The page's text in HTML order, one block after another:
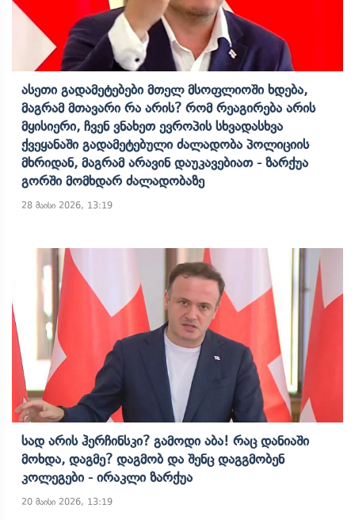
Ასეთი Გადამეტებები Მთელ Მსოფლიოში Ხდება,
Მაგრამ Მთავარი Რა Არის? Რომ Რეაგირება Არის
Მყისიერი, Ჩვენ Ვნახეთ Ევროპის Სხვადასხვა
Ქვეყანაში Გადამეტებული Ძალადობა Პოლიციის
Მხრიდან, Მაგრამ Არავინ Დაუკავებიათ - Ზარქუა
Გორში Მომხდარ Ძალადობაზე
28 მაისი 2026, 13:19
Სად Არის Ჰერჩინსკი? Გამოდი Აბა! Რაც Დანიაში
Მოხდა, Დაგმე? Დაგმობ Და Შენც Დაგგმობენ
Კოლეგები - Ირაკლი Ზარქუა
20 მაისი 2026, 13:19